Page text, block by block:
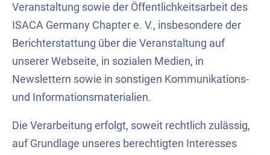
Veranstaltung sowie der Öffentlichkeitsarbeit des
ISACA Germany Chapter e. V., insbesondere der
Berichterstattung über die Veranstaltung auf
unserer Webseite, in sozialen Medien, in
Newslettern sowie in sonstigen Kommunikations-
und Informationsmaterialien.
Die Verarbeitung erfolgt, soweit rechtlich zulässig,
auf Grundlage unseres berechtigten Interesses